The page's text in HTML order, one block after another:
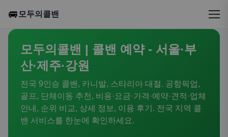
🚐 모두의콜밴
모두의콜밴 | 콜밴 예약 - 서울·부
산·제주·강원
전국 9인승 콜밴, 카니발, 스타리아 대절. 공항픽업,
골프, 단체이동 추천, 비용·요금·가격·예약·견적·업체
안내, 순위 비교, 상세 정보, 이용 후기. 전국 지역 콜
밴 서비스를 한눈에 확인하세요.